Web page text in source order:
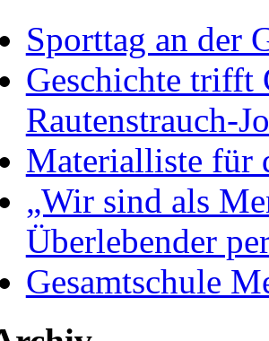
Sporttag an der
Geschichte trifft
Rautenstrauch-
Materialliste für
„Wir sind als
Überlebender
Gesamtschule